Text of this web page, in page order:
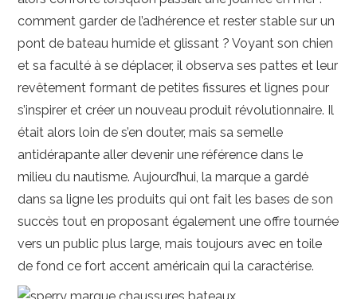
comment garder de l’adhérence et rester stable sur un
pont de bateau humide et glissant ? Voyant son chien
et sa faculté à se déplacer, il observa ses pattes et leur
revêtement formant de petites fissures et lignes pour
s’inspirer et créer un nouveau produit révolutionnaire. Il
était alors loin de s’en douter, mais sa semelle
antidérapante aller devenir une référence dans le
milieu du nautisme. Aujourd’hui, la marque a gardé
dans sa ligne les produits qui ont fait les bases de son
succès tout en proposant également une offre tournée
vers un public plus large, mais toujours avec en toile
de fond ce fort accent américain qui la caractérise.